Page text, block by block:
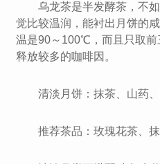
乌龙茶是半发酵茶，不
觉比较温润，能衬出月饼的
温是90～100℃，而且只取前
释放较多的咖啡因。
清淡月饼：抹茶、山药
推荐茶品：玫瑰花茶、